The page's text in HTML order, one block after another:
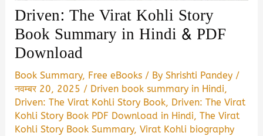
Driven: The Virat Kohli Story
Book Summary in Hindi & PDF
Download
Book Summary, Free eBooks / ByShrishti Pandey /
नवम्बर 20, 2025 / Driven book summary in Hindi,
Driven: The Virat Kohli Story Book, Driven: The Virat
Kohli Story Book PDF Download in Hindi,The Virat
Kohli Story Book Summary,Virat Kohli biography